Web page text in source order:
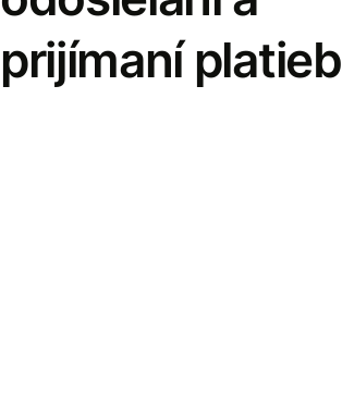
prijímaní platieb